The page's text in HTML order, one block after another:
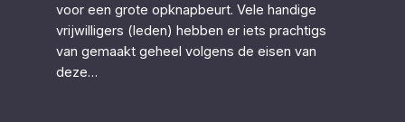
voor een grote opknapbeurt. Vele handige
vrijwilligers (leden) hebben er iets prachtigs
van gemaakt geheel volgens de eisen van
deze…